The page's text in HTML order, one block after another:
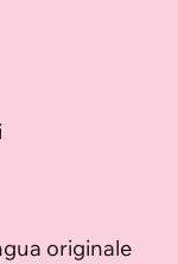
originale